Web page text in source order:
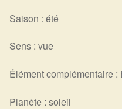
Saison : été
Sens : vue
Élément complémentaire :
Planète : soleil